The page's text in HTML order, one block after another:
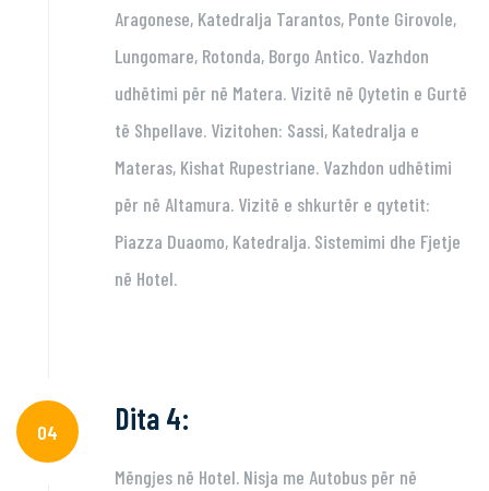
Aragonese, Katedralja Tarantos, Ponte Girovole,
Lungomare, Rotonda, Borgo Antico. Vazhdon
udhëtimi për në Matera. Vizitë në Qytetin e Gurtë
të Shpellave. Vizitohen: Sassi, Katedralja e
Materas, Kishat Rupestriane. Vazhdon udhëtimi
për në Altamura. Vizitë e shkurtër e qytetit:
Piazza Duaomo, Katedralja. Sistemimi dhe Fjetje
në Hotel.
04 Dita 4:
Mëngjes në Hotel. Nisja me Autobus për në